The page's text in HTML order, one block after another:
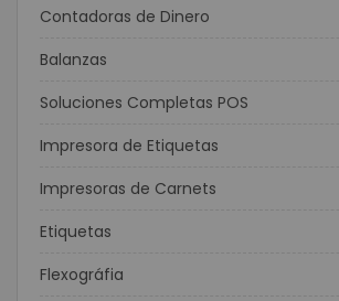
Contadoras de Dinero
Balanzas
Soluciones Completas POS
Impresora de Etiquetas
Impresoras de Carnets
Etiquetas
Flexográfia